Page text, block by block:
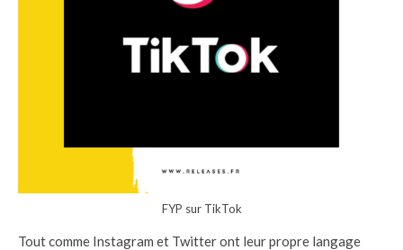
FYP sur TikTok
Tout comme Instagram et Twitter ont leur propre langage